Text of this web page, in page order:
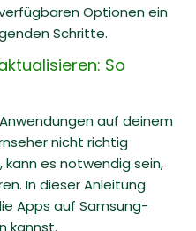
Optionen ein
Schritte.
So
auf deinem
nicht richtig
kann es notwendig sein,
In dieser Anleitung
Apps auf Samsung-
kannst.